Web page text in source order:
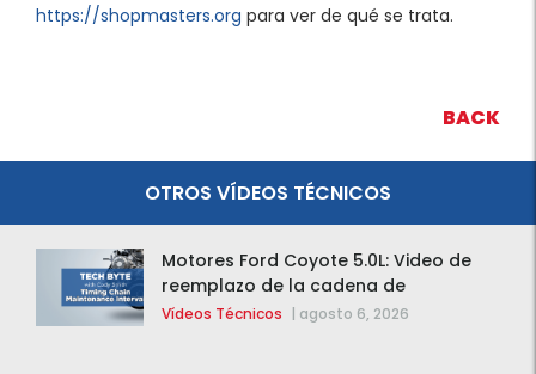
https://shopmasters.org para ver de qué se trata.
BACK
OTROS VÍDEOS TÉCNICOS
Motores Ford Coyote 5.0L: Video de
reemplazo de la cadena de
distribución de la F-150 2015 – 2020
Vídeos Técnicos | agosto 6, 2026